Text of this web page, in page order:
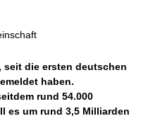
seit die ersten deutschen
haben.
rund 54.000
es um rund 3,5 Milliarden